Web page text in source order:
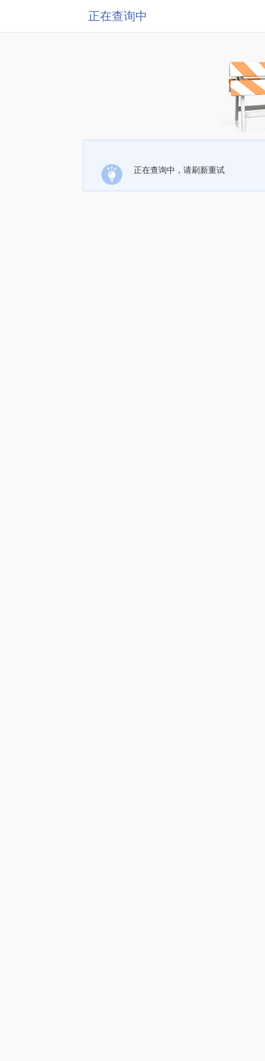
正在查询中
正在查询中，请刷新重试